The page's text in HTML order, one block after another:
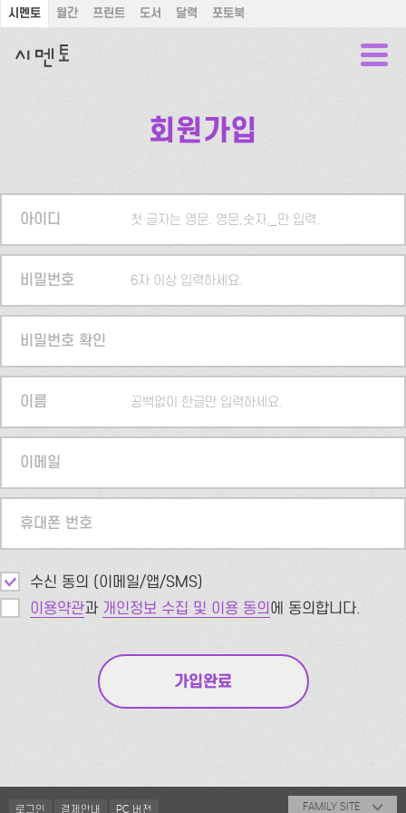
시멘토 월간 프린트 도서 달력 포토북
회원가입
아이디 첫 글자는 영문. 영문,숫자,_만 입력.
비밀번호 6자 이상 입력하세요.
비밀번호 확인
이름 공백없이 한글만 입력하세요.
이메일
휴대폰 번호
수신 동의 (이메일/앱/SMS)
이용약관과 개인정보 수집 및 이용 동의에 동의합니다.
로그인 결제안내 PC 버전 FAMILY SITE